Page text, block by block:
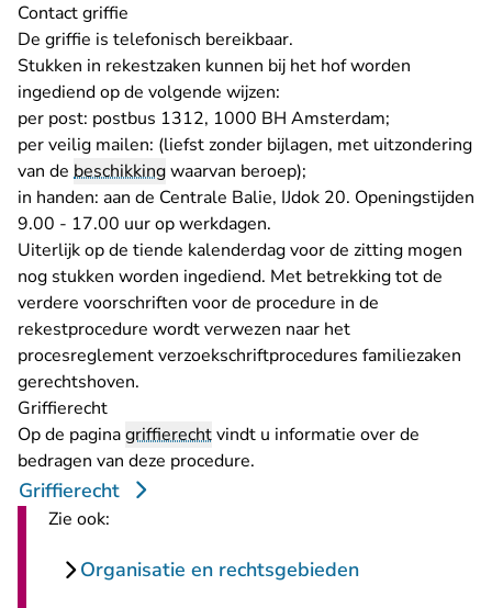
Contact griffie
De griffie is telefonisch bereikbaar.
Stukken in rekestzaken kunnen bij het hof worden
ingediend op de volgende wijzen:
per post: postbus 1312, 1000 BH Amsterdam;
per veilig mailen: (liefst zonder bijlagen, met uitzondering
van de beschikkingwaarvan beroep);
in handen: aan de Centrale Balie, IJdok 20. Openingstijden
9.00 - 17.00 uur op werkdagen.
Uiterlijk op de tiende kalenderdag voor de zitting mogen
nog stukken worden ingediend. Met betrekking tot de
verdere voorschriften voor de procedure in de
rekestprocedure wordt verwezen naar het
procesreglement verzoekschriftprocedures familiezaken
gerechtshoven.
Griffierecht
Op de paginagriffierechtvindt u informatie over de
bedragen van deze procedure.
Griffierecht
Zie ook:
Organisatie en rechtsgebieden